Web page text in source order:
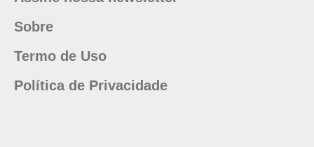
Sobre
Termo de Uso
Política de Privacidade